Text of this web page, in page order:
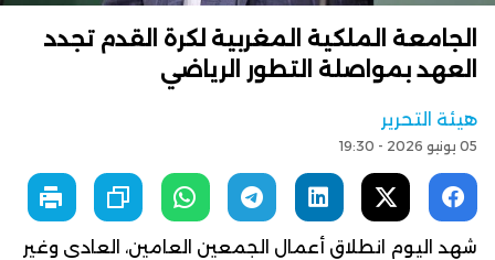
الجامعة الملكية المغربية لكرة القدم تجدد
العهد بمواصلة التطور الرياضي
هيئة التحرير
05 يونيو 2026 - 19:30
شهد اليوم انطلاق أعمال الجمعين العامين، العادي وغير